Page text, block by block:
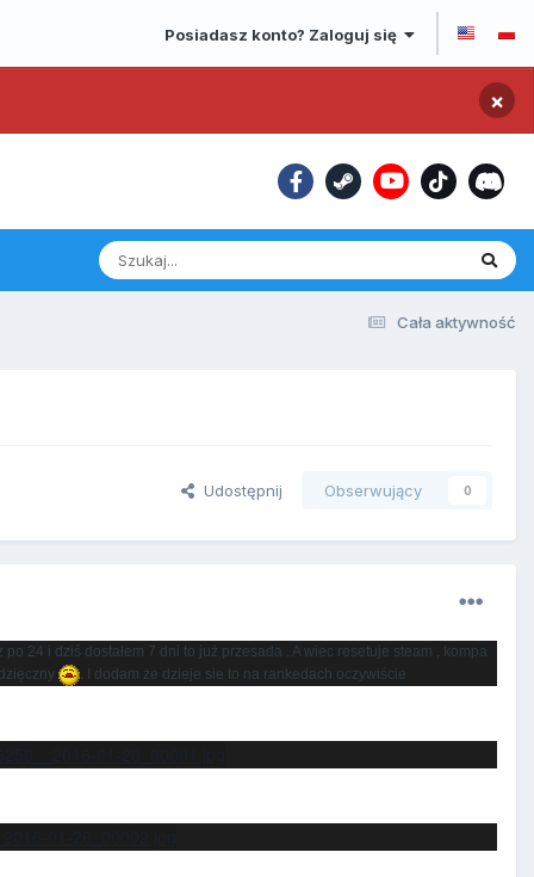
Posiadasz konto? Zaloguj się
×
Cała aktywność
Udostępnij Obserwujący 0
24 i dziś dostałem 7 dni to już przesada . A wiec resetuje steam , kompa
. I dodam że dzieje sie to na rankedach oczywiście